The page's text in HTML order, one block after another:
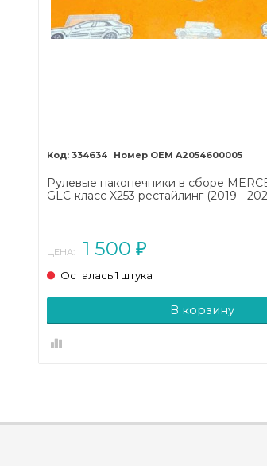
334634 A2054600005
Рулевые наконечники в сборе
GLC-класс X253 рестайлинг (2019 -
ЦЕНА: 1 500 ₽
Осталась 1 штука
В корзину